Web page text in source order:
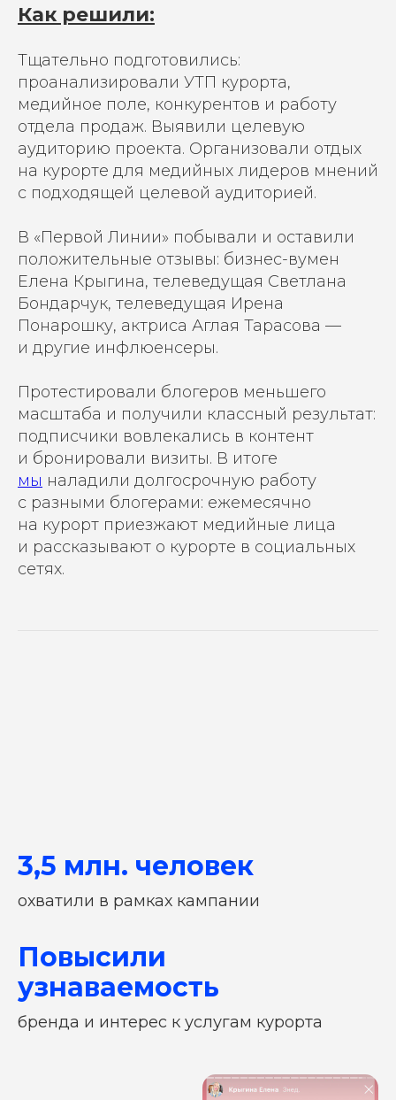
Как решили:
Тщательно подготовились:
проанализировали УТП курорта,
медийное поле, конкурентов и работу
отдела продаж. Выявили целевую
аудиторию проекта. Организовали отдых
на курорте для медийных лидеров мнений
с подходящей целевой аудиторией.
В «Первой Линии» побывали и оставили
положительные отзывы: бизнес-вумен
Елена Крыгина, телеведущая Светлана
Бондарчук, телеведущая Ирена
Понарошку, актриса Аглая Тарасова —
и другие инфлюенсеры.
Протестировали блогеров меньшего
масштаба и получили классный результат:
подписчики вовлекались в контент
и бронировали визиты. В итоге
мы наладили долгосрочную работу
с разными блогерами: ежемесячно
на курорт приезжают медийные лица
и рассказывают о курорте в социальных
сетях.
3,5 млн. человек
охватили в рамках кампании
Повысили
узнаваемость
бренда и интерес к услугам курорта